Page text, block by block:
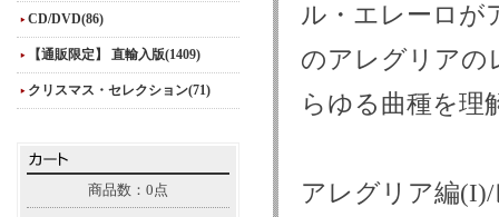
CD/DVD(86)
【通販限定】 直輸入版(1409)
クリスマス・セレクション(71)
商品数：0点
ル・エレーロが
のアレグリアの
らゆる曲種を理
アレグリア編